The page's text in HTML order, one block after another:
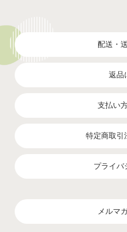
配送・
返品
支払い
特定商取引
プライバ
メルマ